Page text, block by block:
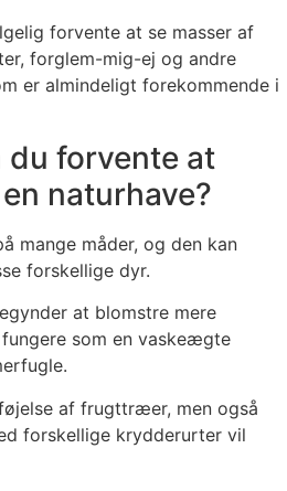
forvente at se masser af
forglem-mig-ej og andre
er almindeligt forekommende i
du forvente at
naturhave?
mange måder, og den kan
forskellige dyr.
at blomstre mere
som en vaskeægte
af frugttræer, men også
forskellige krydderurter vil